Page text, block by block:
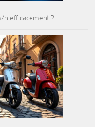
h efficacement ?